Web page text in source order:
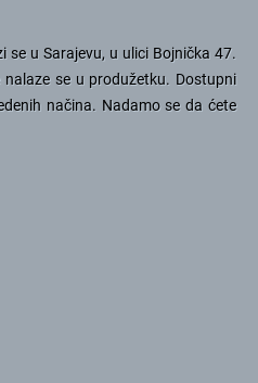
se u Sarajevu, u ulici Bojnička 47.
se u produžetku. Dostupni
načina. Nadamo se da ćete